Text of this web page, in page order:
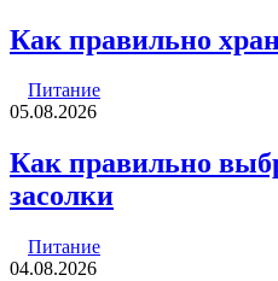
Как правильно
Питание
05.08.2026
Как правильно
засолки
Питание
04.08.2026